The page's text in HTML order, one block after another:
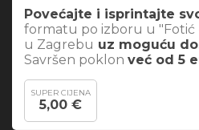
Povećajte i isprintajte
formatu po izboru u "Fotić
u Zagrebu uz moguću
Savršen poklon već od 5
SUPER CIJENA
5,00 €